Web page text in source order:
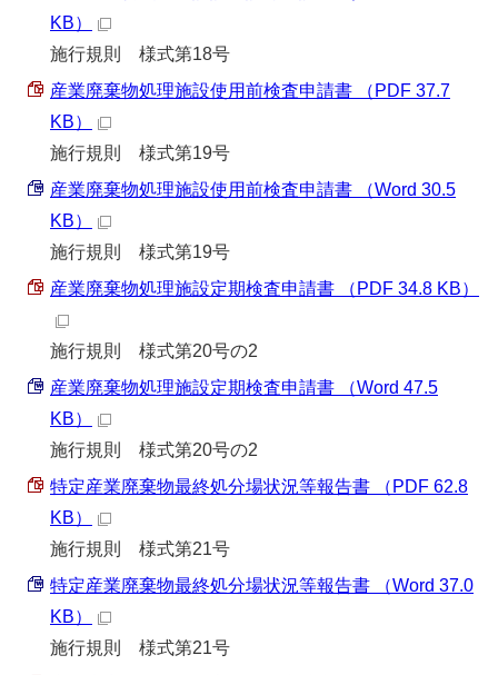
KB）
施行規則 様式第18号
産業廃棄物処理施設使用前検査申請書 （PDF 37.7
KB）
施行規則 様式第19号
産業廃棄物処理施設使用前検査申請書 （Word 30.5
KB）
施行規則 様式第19号
産業廃棄物処理施設定期検査申請書 （PDF 34.8 KB）
施行規則 様式第20号の2
産業廃棄物処理施設定期検査申請書 （Word 47.5
KB）
施行規則 様式第20号の2
特定産業廃棄物最終処分場状況等報告書 （PDF 62.8
KB）
施行規則 様式第21号
特定産業廃棄物最終処分場状況等報告書 （Word 37.0
KB）
施行規則 様式第21号